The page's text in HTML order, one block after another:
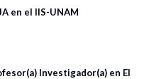
en el IIS-UNAM
Investigador(a) en El